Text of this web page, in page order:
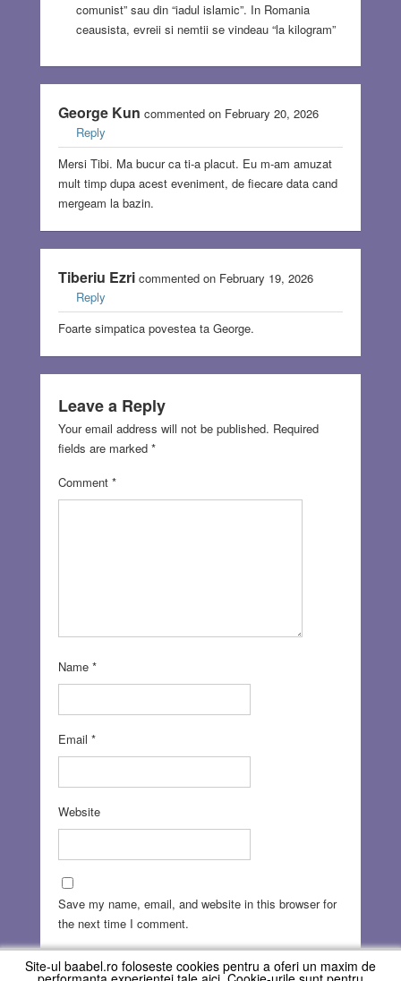
comunist” sau din “iadul islamic”. In Romania
ceausista, evreii si nemtii se vindeau “la kilogram”
George Kun commented on February 20, 2026
Reply
Mersi Tibi. Ma bucur ca ti-a placut. Eu m-am amuzat
mult timp dupa acest eveniment, de fiecare data cand
mergeam la bazin.
Tiberiu Ezricommented on February 19, 2026
Reply
Foarte simpatica povestea ta George.
Leave a Reply
Your email address will not be published. Required
fields are marked *
Comment *
Name *
Email *
Website
Save my name, email, and website in this browser for
the next time I comment.
Site-ul baabel.ro foloseste cookies pentru a oferi un maxim de